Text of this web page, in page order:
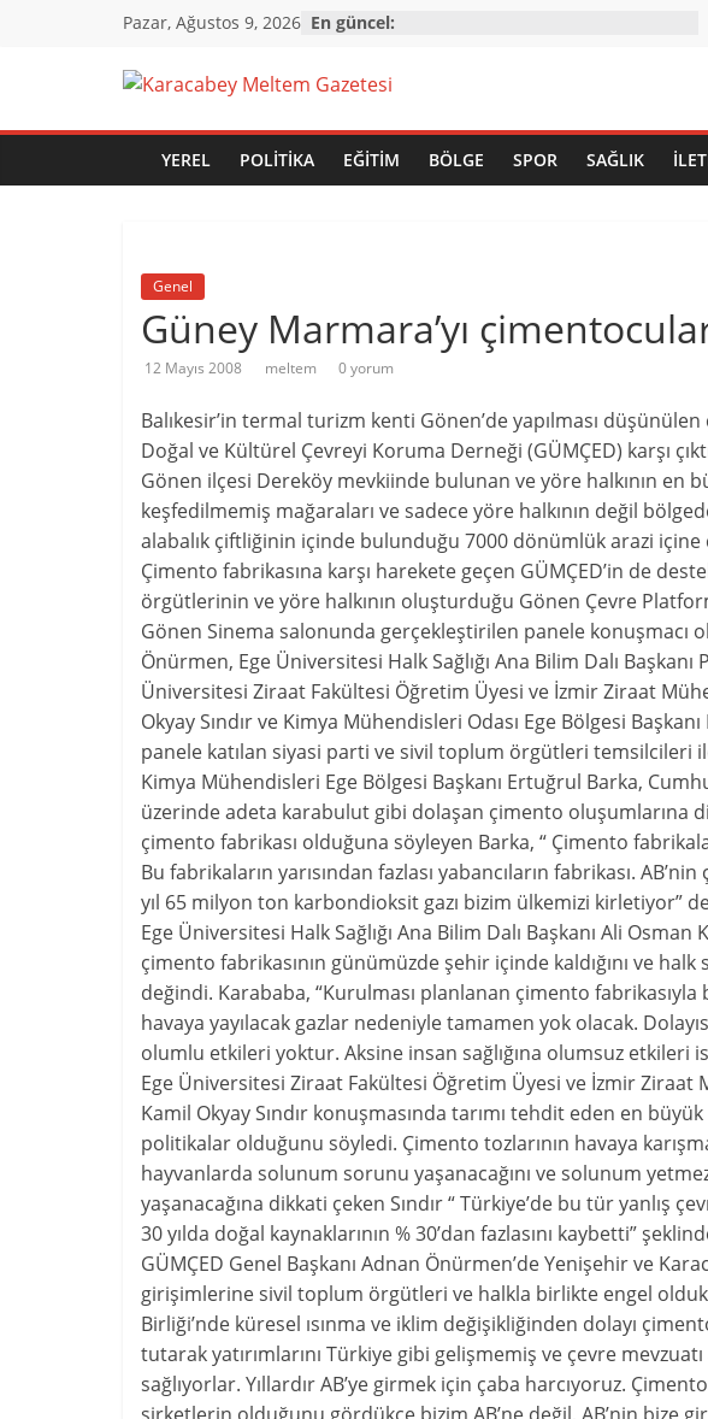
Pazar, Ağustos 9, 2026 En güncel:
Karacabey
Meltem
Karacabey'in
gözü,
YEREL POLITIKA EĞITIM BÖLGE SPOR SAĞLIK
Genel
Güney Marmara’yı
12 Mayıs 2008 meltem 0 yorum
Balıkesir’in termal turizm kenti Gönen’de yapılması
Doğal ve Kültürel Çevreyi Koruma Derneği (GÜMÇED) karşı
Gönen ilçesi Dereköy mevkiinde bulunan ve yöre halkının en
keşfedilmemiş mağaraları ve sadece yöre halkının değil
alabalık çiftliğinin içinde bulunduğu 7000 dönümlük arazi içine
Çimento fabrikasına karşı harekete geçen GÜMÇED’in de
örgütlerinin ve yöre halkının oluşturduğu Gönen Çevre
Gönen Sinema salonunda gerçekleştirilen panele konuşmacı
Önürmen, Ege Üniversitesi Halk Sağlığı Ana Bilim Dalı
Üniversitesi Ziraat Fakültesi Öğretim Üyesi ve İzmir Ziraat
Okyay Sındır ve Kimya Mühendisleri Odası Ege Bölgesi
panele katılan siyasi parti ve sivil toplum örgütleri temsilcileri
Kimya Mühendisleri Ege Bölgesi Başkanı Ertuğrul Barka,
üzerinde adeta karabulut gibi dolaşan çimento oluşumlarına
çimento fabrikası olduğuna söyleyen Barka, “ Çimento
Bu fabrikaların yarısından fazlası yabancıların fabrikası.
yıl 65 milyon ton karbondioksit gazı bizim ülkemizi kirletiyor”
Ege Üniversitesi Halk Sağlığı Ana Bilim Dalı Başkanı Ali
çimento fabrikasının günümüzde şehir içinde kaldığını ve halk
değindi. Karababa, “Kurulması planlanan çimento fabrikasıyla
havaya yayılacak gazlar nedeniyle tamamen yok olacak.
olumlu etkileri yoktur. Aksine insan sağlığına olumsuz etkileri
Ege Üniversitesi Ziraat Fakültesi Öğretim Üyesi ve İzmir Ziraat
Kamil Okyay Sındır konuşmasında tarımı tehdit eden en
politikalar olduğunu söyledi. Çimento tozlarının havaya
hayvanlarda solunum sorunu yaşanacağını ve solunum
yaşanacağına dikkati çeken Sındır “ Türkiye’de bu tür yanlış
30 yılda doğal kaynaklarının % 30’dan fazlasını kaybetti”
GÜMÇED Genel Başkanı Adnan Önürmen’de Yenişehir ve
girişimlerine sivil toplum örgütleri ve halkla birlikte engel
Birliği’nde küresel ısınma ve iklim değişikliğinden dolayı
tutarak yatırımlarını Türkiye gibi gelişmemiş ve çevre mevzuatı
sağlıyorlar. Yıllardır AB’ye girmek için çaba harcıyoruz.